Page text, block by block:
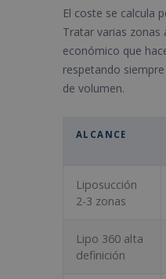
El coste se calcula
Tratar varias zonas
económico que
respetando
de volumen.
ALCANCE
Liposucción
2-3 zonas
Lipo 360 alta
definición